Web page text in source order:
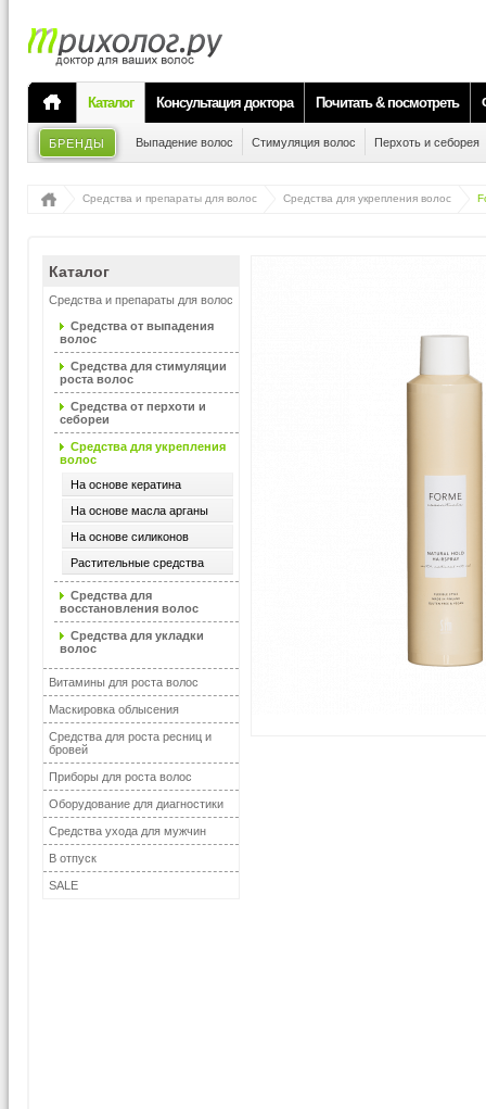
Каталог Консультация доктора Почитать & посмотреть
БРЕНДЫ Выпадение волос Стимуляция волос Перхоть и себорея
Средства и препараты для волос Средства для укрепления волос
Каталог
Средства и препараты для волос
Средства от выпадения
волос
Средства для стимуляции
роста волос
Средства от перхоти и
себореи
Средства для укрепления
волос
На основе кератина
На основе масла арганы
На основе силиконов
Растительные средства
Средства для
восстановления волос
Средства для укладки
волос
Витамины для роста волос
Маскировка облысения
Средства для роста ресниц и
бровей
Приборы для роста волос
Оборудование для диагностики
Средства ухода для мужчин
В отпуск
SALE